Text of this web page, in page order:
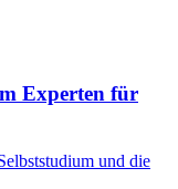
Experten für
und die